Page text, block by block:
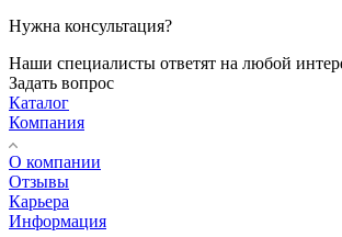
Нужна консультация?
Наши специалисты ответят на любой
Задать вопрос
Каталог
Компания
О компании
Отзывы
Карьера
Информация